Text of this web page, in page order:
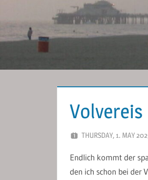
Volvereis
THURSDAY, 1. MAY
Endlich kommt der
den ich schon bei der